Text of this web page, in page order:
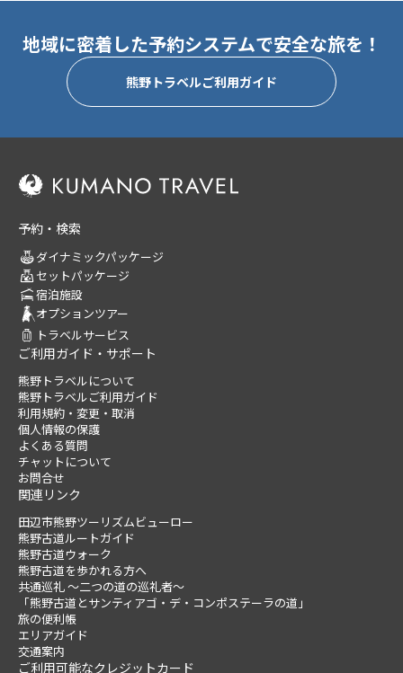
地域に密着した予約システムで安全な旅を！
熊野トラベルご利用ガイド
予約・検索
ダイナミックパッケージ
セットパッケージ
宿泊施設
オプションツアー
トラベルサービス
ご利用ガイド・サポート
熊野トラベルについて
熊野トラベルご利用ガイド
利用規約・変更・取消
個人情報の保護
よくある質問
チャットについて
お問合せ
関連リンク
田辺市熊野ツーリズムビューロー
熊野古道ルートガイド
熊野古道ウォーク
熊野古道を歩かれる方へ
共通巡礼 ～二つの道の巡礼者～
「熊野古道とサンティアゴ・デ・コンポステーラの道」
旅の便利帳
エリアガイド
交通案内
ご利用可能なクレジットカード